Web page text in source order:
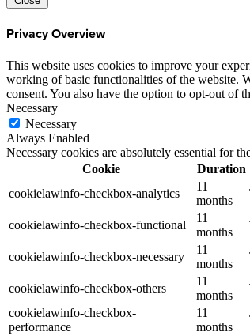
Privacy Overview
This website uses cookies to improve your
working of basic functionalities of the website.
consent. You also have the option to opt-out of
Necessary
Necessary
Always Enabled
Necessary cookies are absolutely essential for
Cookie
Duration
cookielawinfo-checkbox-analytics
11
months
cookielawinfo-checkbox-functional
11
months
cookielawinfo-checkbox-necessary
11
months
cookielawinfo-checkbox-others
11
months
cookielawinfo-checkbox-
performance
11
months